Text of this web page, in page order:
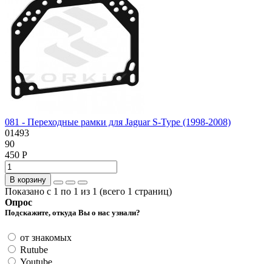
081 - Переходные рамки для Jaguar S-Type (1998-2008)
01493
90
450 Р
В корзину
Показано с 1 по 1 из 1 (всего 1 страниц)
Опрос
Подскажите, откуда Вы о нас узнали?
от знакомых
Rutube
Youtube